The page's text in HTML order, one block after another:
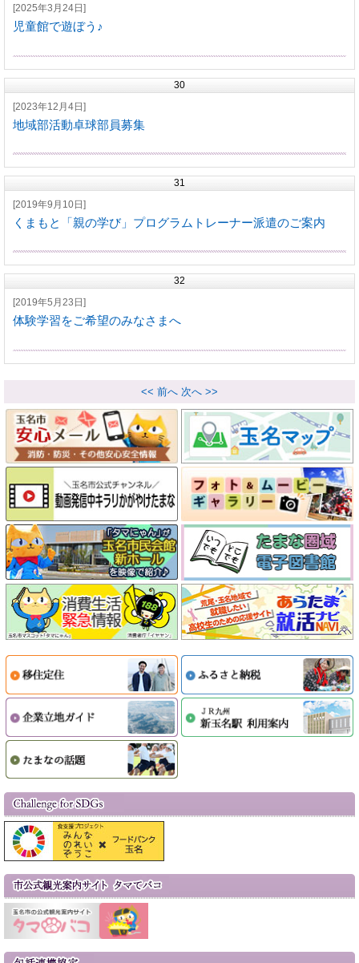
[2025年3月24日]
児童館で遊ぼう♪
30
[2023年12月4日]
地域部活動卓球部員募集
31
[2019年9月10日]
くまもと「親の学び」プログラムトレーナー派遣のご案内
32
[2019年5月23日]
体験学習をご希望のみなさまへ
<< 前へ 次へ >>